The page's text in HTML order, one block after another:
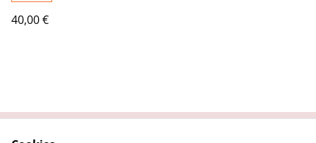
40,00 €